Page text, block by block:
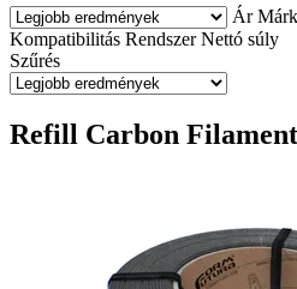
Ár
Kompatibilitás Rendszer Nettó súly
Szűrés
Refill Carbon